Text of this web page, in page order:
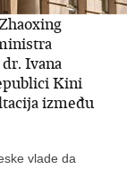
Ivana
Kini
između
vlade da